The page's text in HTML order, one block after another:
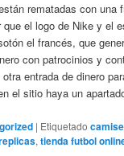
rematadas con una
el logo de Nike y el
el francés, que
con patrocinios y
entrada de dinero
el sitio haya un
| Etiquetado
,tienda futbol